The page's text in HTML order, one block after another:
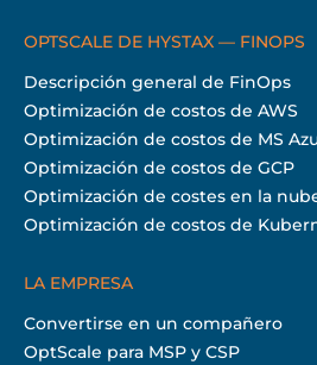
OPTSCALE DE HYSTAX — FINOPS
Descripción general de FinOps
Optimización de costos de AWS
Optimización de costos de MS
Optimización de costos de GCP
Optimización de costes en la
Optimización de costos de
LA EMPRESA
Convertirse en un compañero
OptScale para MSP y CSP